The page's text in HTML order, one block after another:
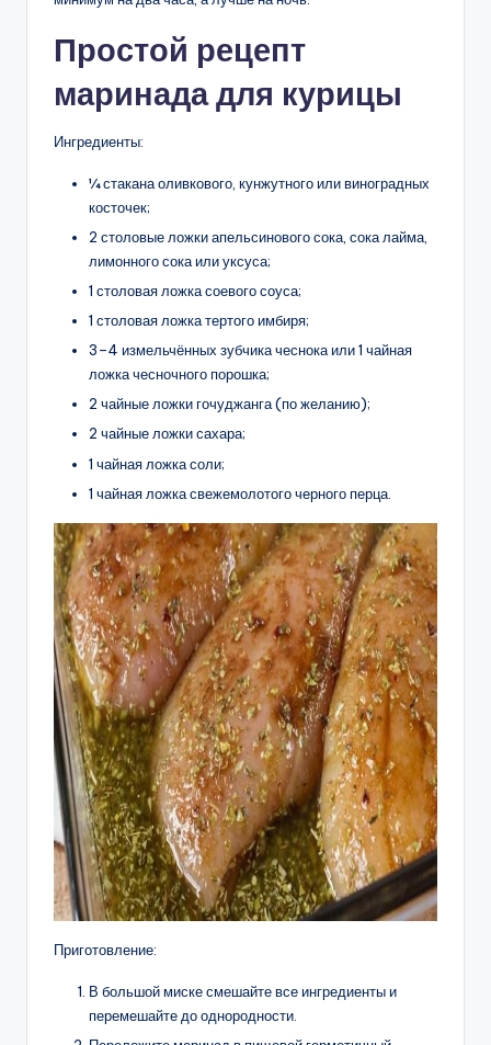
Простой рецепт
маринада для курицы
Ингредиенты:
¼ стакана оливкового, кунжутного или виноградных
косточек;
2 столовые ложки апельсинового сока, сока лайма,
лимонного сока или уксуса;
1 столовая ложка соевого соуса;
1 столовая ложка тертого имбиря;
3–4 измельчённых зубчика чеснока или 1 чайная
ложка чесночного порошка;
2 чайные ложки гочуджанга (по желанию);
2 чайные ложки сахара;
1 чайная ложка соли;
1 чайная ложка свежемолотого черного перца.
Приготовление:
В большой миске смешайте все ингредиенты и
перемешайте до однородности.